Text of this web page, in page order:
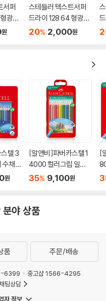
서퍼
광색
원
스테들러 텍스트서퍼
드라이 128 64 형광색
연필
20% 2,000원
텔 3
수채
이스
원
[알앤비]파버카스텔 1
4000 컬러그립 일반
유성색연필 12색 틴케
35% 9,100원
[
분야 상품
품 주문/배송
6399
중고샵 1566-4295
팅상담
자 정보